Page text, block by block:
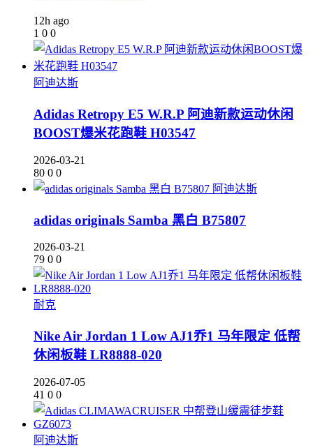
12h ago
1 0 0
阿迪达斯
Adidas Retropy E5 W.R.P 阿迪新款运动休闲
BOOST爆米花跑鞋 H03547
2026-03-21
80 0 0
阿迪达斯
adidas originals Samba 黑白 B75807
2026-03-21
79 0 0
耐克
Nike Air Jordan 1 Low AJ1乔1 马年限定 低帮
休闲板鞋 LR8888-020
2026-07-05
41 0 0
阿迪达斯